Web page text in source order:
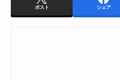
ポスト シェア